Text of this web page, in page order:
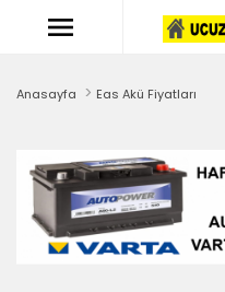
Anasayfa Eas Akü Fiyatları